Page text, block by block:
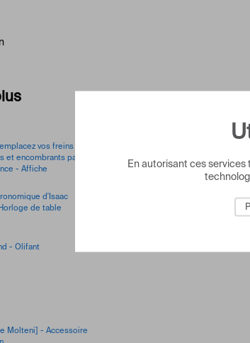
vos freins
et encombrants par le
- Affiche
d'Isaac
de table
- Olifant
Molteni] - Accessoire
En autorisant ces services